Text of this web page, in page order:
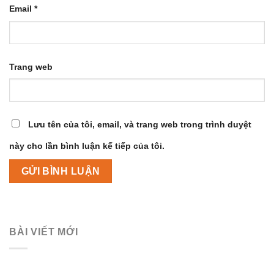
BÀI VIẾT MỚI
Email *
Trang web
Lưu tên của tôi, email, và trang web trong trình duyệt
này cho lần bình luận kế tiếp của tôi.